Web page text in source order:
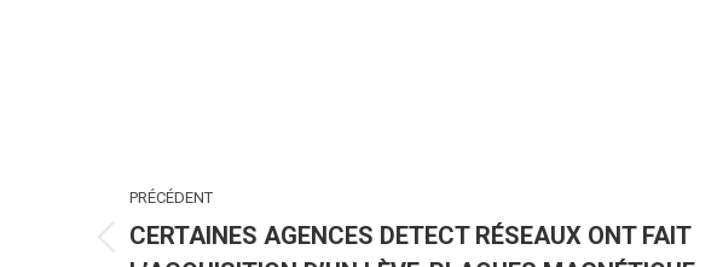
NAVIGATION
ARTICLE
PRÉCÉDENT
Article
CERTAINES AGENCES DETECT RÉSEAUX ONT FAIT